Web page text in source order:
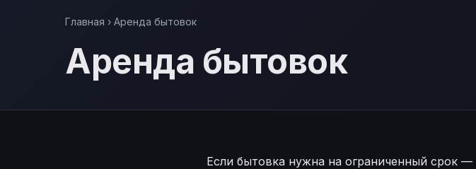
Главная › Аренда бытовок
Аренда бытовок
Если бытовка нужна на ограниченный срок —